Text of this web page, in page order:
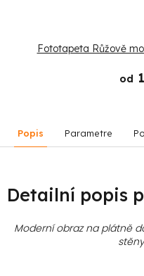
Fototapeta Růžově
od
Popis Parametre
Detailní popis
Moderní obraz na plátně